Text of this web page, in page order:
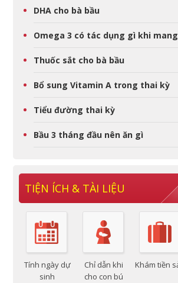
DHA cho bà bầu
Omega 3 có tác dụng gì khi
Thuốc sắt cho bà bầu
Bổ sung Vitamin A trong thai kỳ
Tiểu đường thai kỳ
Bầu 3 tháng đầu nên ăn gì
TIỆN ÍCH & TÀI LIỆU
Tính ngày dự
sinh
Chỉ dẫn khi
cho con bú
Khám tiền